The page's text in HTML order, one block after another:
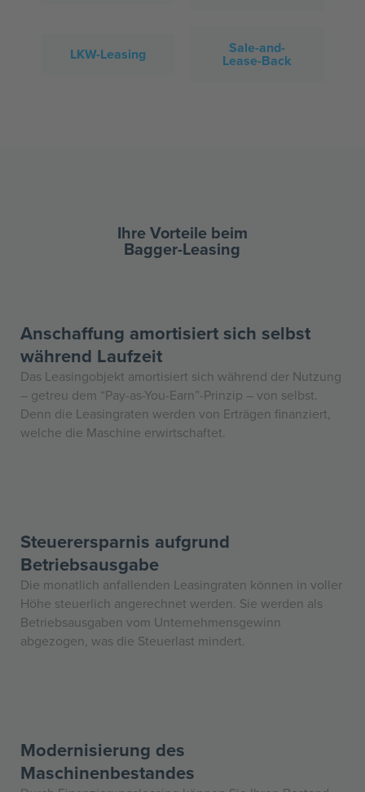
LKW-Leasing Sale-and-
Lease-Back
Ihre Vorteile beim
Bagger-Leasing
Anschaffung amortisiert sich selbst
während Laufzeit
Das Leasingobjekt amortisiert sich während der Nutzung
– getreu dem “Pay-as-You-Earn”-Prinzip – von selbst.
Denn die Leasingraten werden von Erträgen finanziert,
welche die Maschine erwirtschaftet.
Steuerersparnis aufgrund
Betriebsausgabe
Die monatlich anfallenden Leasingraten können in voller
Höhe steuerlich angerechnet werden. Sie werden als
Betriebsausgaben vom Unternehmensgewinn
abgezogen, was die Steuerlast mindert.
Modernisierung des
Maschinenbestandes